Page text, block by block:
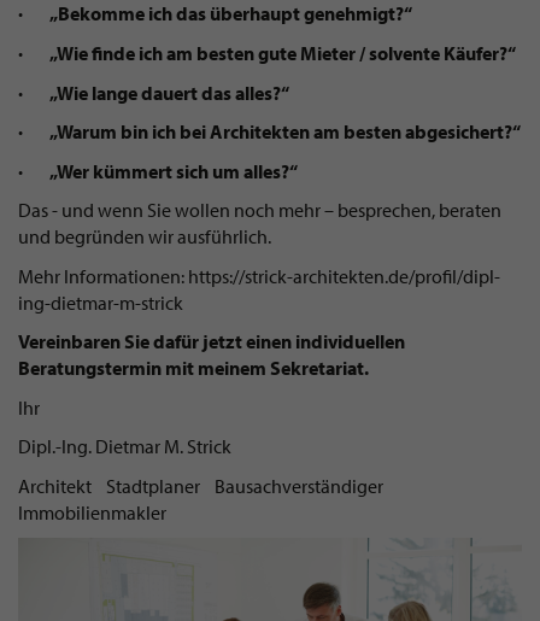
· „Bekomme ich das überhaupt genehmigt?“
· „Wie finde ich am besten gute Mieter / solvente Käufer?“
· „Wie lange dauert das alles?“
· „Warum bin ich bei Architekten am besten abgesichert?“
· „Wer kümmert sich um alles?“
Das - und wenn Sie wollen noch mehr – besprechen, beraten
und begründen wir ausführlich.
Mehr Informationen: https://strick-architekten.de/profil/dipl-
ing-dietmar-m-strick
Vereinbaren Sie dafür jetzt einen individuellen
Beratungstermin mit meinem Sekretariat.
Ihr
Dipl.-Ing. Dietmar M. Strick
Architekt Stadtplaner Bausachverständiger
Immobilienmakler